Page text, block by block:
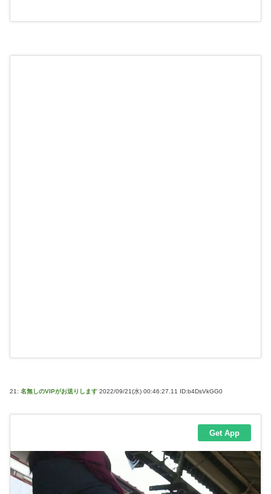
21: 名無しのVIPがお送りします 2022/09/21(水) 00:46:27.11 ID:b4DsVkGG0